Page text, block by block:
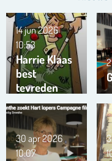
Harrie Klaas
best
tevreden
14 jun 2026
10:53
30 apr 2026
10:07